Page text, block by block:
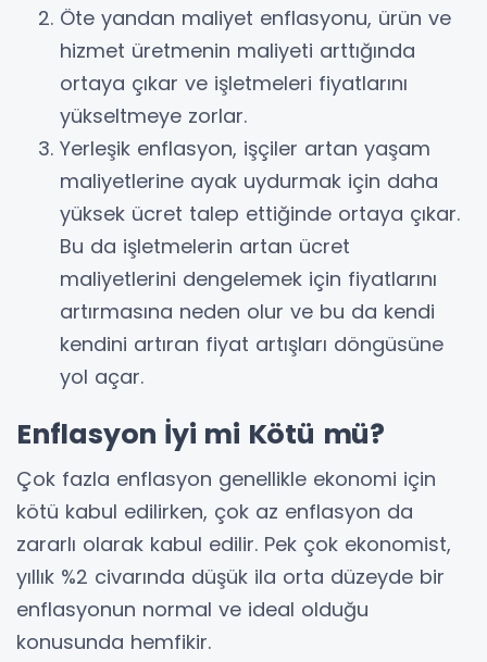
Öte yandan maliyet enflasyonu, ürün ve
hizmet üretmenin maliyeti arttığında
ortaya çıkar ve işletmeleri fiyatlarını
yükseltmeye zorlar.
Yerleşik enflasyon, işçiler artan yaşam
maliyetlerine ayak uydurmak için daha
yüksek ücret talep ettiğinde ortaya çıkar.
Bu da işletmelerin artan ücret
maliyetlerini dengelemek için fiyatlarını
artırmasına neden olur ve bu da kendi
kendini artıran fiyat artışları döngüsüne
yol açar.
Enflasyon İyi mi Kötü mü?
Çok fazla enflasyon genellikle ekonomi için
kötü kabul edilirken, çok az enflasyon da
zararlı olarak kabul edilir. Pek çok ekonomist,
yıllık %2 civarında düşük ila orta düzeyde bir
enflasyonun normal ve ideal olduğu
konusunda hemfikir.